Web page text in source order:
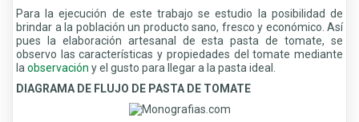
Para la ejecución de este trabajo se estudio la posibilidad de
brindar a la población un producto sano, fresco y económico. Así
pues la elaboración artesanal de esta pasta de tomate, se
observo las características y propiedades del tomate mediante
la observación y el gusto para llegar a la pasta ideal.
DIAGRAMA DE FLUJO DE PASTA DE TOMATE